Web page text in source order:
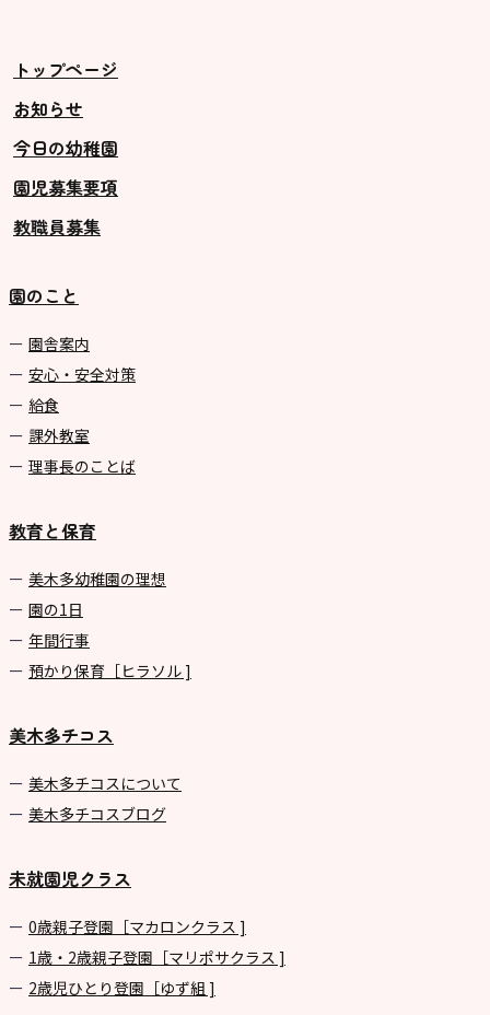
トップページ
お知らせ
今日の幼稚園
園児募集要項
教職員募集
園のこと
園舎案内
安心・安全対策
給食
課外教室
理事長のことば
教育と保育
美⽊多幼稚園の理想
園の1⽇
年間⾏事
預かり保育［ヒラソル ]
美木多チコス
美⽊多チコスについて
美⽊多チコスブログ
未就園児クラス
0歳親子登園［マカロンクラス ]
1歳・2歳親子登園［マリポサクラス ]
2歳児ひとり登園［ゆず組 ]
美⽊多チコスについて
未就園児クラス
0歳親子登園［マカロンクラス ]
1歳・2歳親子登園［マリポサクラ
2歳児ひとり登園［ゆず組 ]
グループ施設・
関係先リンク
学校法⼈鴨⾕学園 鳳幼稚園
学校法⼈諏訪森学園 諏訪森幼稚
⼤阪府私⽴幼稚園連盟
社会福祉法人野田福祉会